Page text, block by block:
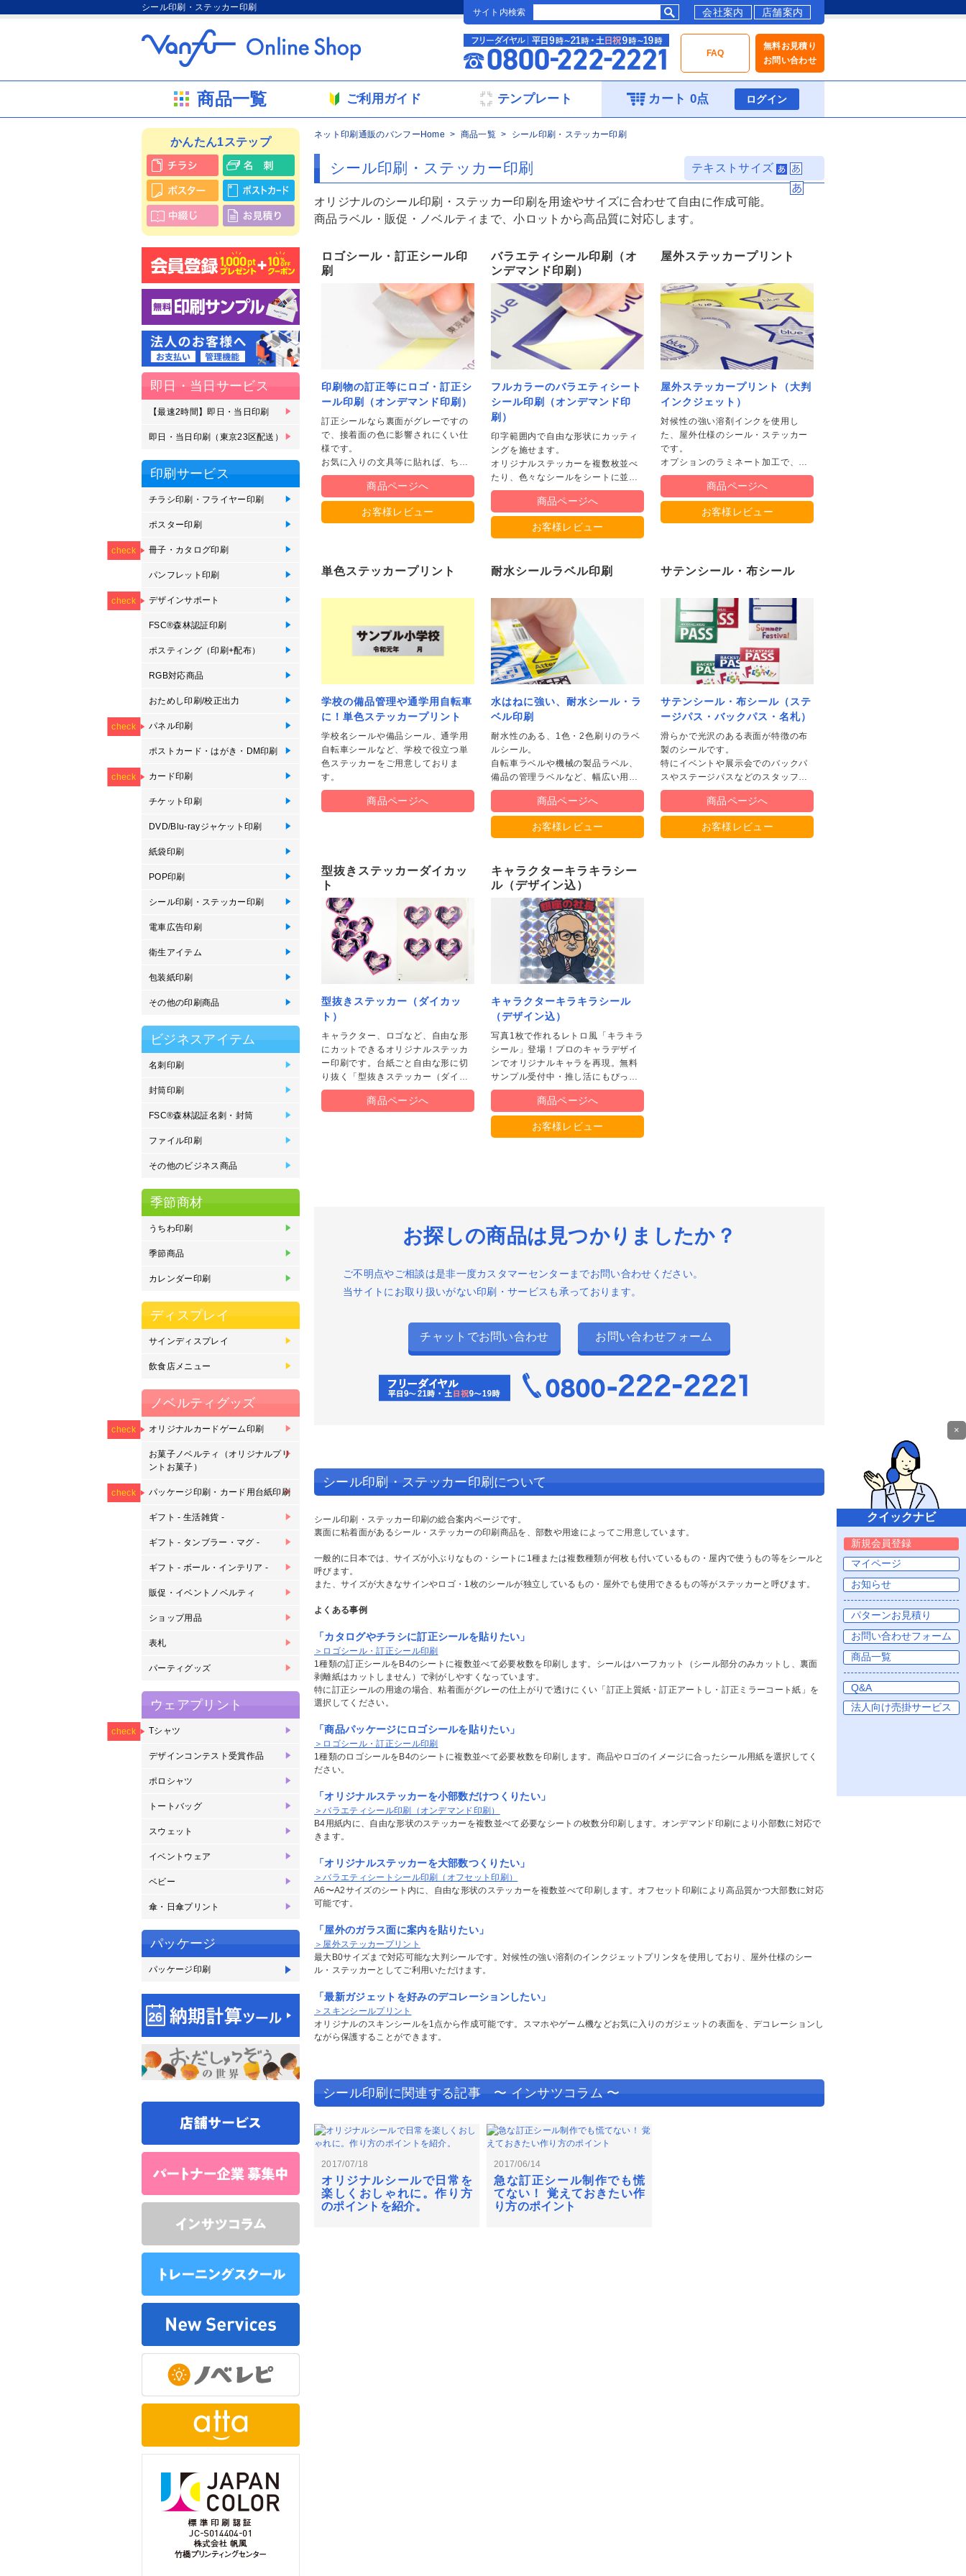
シール印刷・ステッカー印刷 サイト内検索 会社案内 店舗案内
FAQ
無料お見積り
お問い合わせ
商品一覧 ご利用ガイド テンプレート カート 0点 ログイン
ネット印刷通販のバンフーHome 商品一覧 シール印刷・ステッカー印刷
シール印刷・ステッカー印刷 テキストサイズ
オリジナルのシール印刷・ステッカー印刷を用途やサイズに合わせて自由に作成可能。
商品ラベル・販促・ノベルティまで、小ロットから高品質に対応します。
ロゴシール・訂正シール印
刷
印刷物の訂正等にロゴ・訂正シ
ール印刷（オンデマンド印刷）
訂正シールなら裏面がグレーですの
で、接着面の色に影響されにくい仕
様です。
お気に入りの文具等に貼れば、ちょ
っとしたノベルティも簡単に！
商品ページへ
お客様レビュー
バラエティシール印刷（オ
ンデマンド印刷）
フルカラーのバラエティシート
シール印刷（オンデマンド印
刷）
印字範囲内で自由な形状にカッティ
ングを施せます。
オリジナルステッカーを複数枚並べ
たり、色々なシールをシートに並べ
ることが可能。
商品ページへ
お客様レビュー
屋外ステッカープリント
屋外ステッカープリント（大判
インクジェット）
対候性の強い溶剤インクを使用し
た、屋外仕様のシール・ステッカー
です。
オプションのラミネート加工で、紫
外線による色褪せや摩擦から表面を
保護できます。商品ページへ
お客様レビュー
単色ステッカープリント
学校の備品管理や通学用自転車
に！単色ステッカープリント
学校名シールや備品シール、通学用
自転車シールなど、学校で役立つ単
色ステッカーをご用意しておりま
す。
商品ページへ
耐水シールラベル印刷
水はねに強い、耐水シール・ラ
ベル印刷
耐水性のある、1色・2色刷りのラベ
ルシール。
自転車ラベルや機械の製品ラベル、
備品の管理ラベルなど、幅広い用途
にお使いいただけます。
商品ページへ
お客様レビュー
サテンシール・布シール
サテンシール・布シール（ステ
ージパス・バックパス・名札）
滑らかで光沢のある表面が特徴の布
製のシールです。
特にイベントや展示会でのバックパ
スやステージパスなどのスタッフ識
別、プロモーション活動においてそ
の価値を発揮します。
商品ページへ
お客様レビュー
型抜きステッカーダイカッ
ト
型抜きステッカー（ダイカッ
ト）
キャラクター、ロゴなど、自由な形
にカットできるオリジナルステッカ
ー印刷です。台紙ごと自由な形に切
り抜く「型抜きステッカー（ダイカ
ット）」と1枚のシートに複数まとめ
て印刷する「シールシート（ハーフ
商品ページへ
キャラクターキラキラシー
ル（デザイン込）
キャラクターキラキラシール
（デザイン込）
写真1枚で作れるレトロ風「キラキラ
シール」登場！プロのキャラデザイ
ンでオリジナルキャラを再現。無料
サンプル受付中・推し活にもぴった
り！
商品ページへ
お客様レビュー
お探しの商品は見つかりましたか？
ご不明点やご相談は是非一度カスタマーセンターまでお問い合わせください。
当サイトにお取り扱いがない印刷・サービスも承っております。
チャットでお問い合わせ お問い合わせフォーム
シール印刷・ステッカー印刷について
シール印刷・ステッカー印刷の総合案内ページです。
裏面に粘着面があるシール・ステッカーの印刷商品を、部数や用途によってご用意しています。
一般的に日本では、サイズが小ぶりなもの・シートに1種または複数種類が何枚も付いているもの・屋内で使うもの等をシールと
呼びます。
また、サイズが大きなサインやロゴ・1枚のシールが独立しているもの・屋外でも使用できるもの等がステッカーと呼びます。
よくある事例
「カタログやチラシに訂正シールを貼りたい」
＞ロゴシール・訂正シール印刷
1種類の訂正シールをB4のシートに複数並べて必要枚数を印刷します。シールはハーフカット（シール部分のみカットし、裏面
剥離紙はカットしません）で剥がしやすくなっています。
特に訂正シールの用途の場合、粘着面がグレーの仕上がりで透けにくい「訂正上質紙・訂正アートし・訂正ミラーコート紙」を
選択してください。
「商品パッケージにロゴシールを貼りたい」
＞ロゴシール・訂正シール印刷
1種類のロゴシールをB4のシートに複数並べて必要枚数を印刷します。商品やロゴのイメージに合ったシール用紙を選択してく
ださい。
「オリジナルステッカーを小部数だけつくりたい」
＞バラエティシール印刷（オンデマンド印刷）
B4用紙内に、自由な形状のステッカーを複数並べて必要なシートの枚数分印刷します。オンデマンド印刷により小部数に対応で
きます。
「オリジナルステッカーを大部数つくりたい」
＞バラエティシートシール印刷（オフセット印刷）
A6〜A2サイズのシート内に、自由な形状のステッカーを複数並べて印刷します。オフセット印刷により高品質かつ大部数に対応
可能です。
「屋外のガラス面に案内を貼りたい」
＞屋外ステッカープリント
最大B0サイズまで対応可能な大判シールです。対候性の強い溶剤のインクジェットプリンタを使用しており、屋外仕様のシー
ル・ステッカーとしてご利用いただけます。
「最新ガジェットを好みのデコレーションしたい」
＞スキンシールプリント
オリジナルのスキンシールを1点から作成可能です。スマホやゲーム機などお気に入りのガジェットの表面を、デコレーションし
ながら保護することができます。
シール印刷に関連する記事 〜 インサツコラム 〜
2017/07/18
オリジナルシールで日常を
楽しくおしゃれに。作り方
のポイントを紹介。
2017/06/14
急な訂正シール制作でも慌
てない！ 覚えておきたい作
り方のポイント
かんたん1ステップ
即日・当日サービス
【最速2時間】即日・当日印刷
受取）
ェット出力（店舗受取）
即日・当日印刷（東京23区配送） 即日・当日チラシ印刷（東京23区）
即日・当日名刺印刷（東京23区）
即日・当日封筒印刷（東京23区）
即日・当日ポストカード印刷（東京
23区）
即日・当日ポスター印刷（東京23
区）
即日・当日ポスター印刷/インクジ
ェット出力（東京23区）
即日・当日パネル印刷（東京23区）
印刷サービス
チラシ印刷・フライヤー印刷 チラシ印刷・フライヤー印刷
オンデマンドチラシ印刷
かんたん1ステップチラシ
ポスター印刷
インクジェットポスター出力（屋内
インクジェットポスター出力（屋外
インクジェットポスター出力（旗・
ポスター印刷（オフセット印刷）
短冊・長尺ポスター（オンデマンド
check
冊子・カタログ印刷
パンフレット印刷
【チラシ挟み込み】折パンフレット
折パンフレット印刷
オンデマンド折パンフレット印刷
【激安】折パンフレット(A4仕上・2
check
デザインサポート
【デザイン制作】チラシ印刷
【デザイン制作】ポストカード・は
【デザイン制作】メンバーズカード
【デザイン制作】名刺印刷
【デザイン制作】封筒印刷
FSC®森林認証印刷
FSC®森林認証オンデマンドポスト
FSC®森林認証オンデマンドチラシ
FSC®森林認証チラシ印刷（オフセ
FSC®森林認証中綴じ冊子印刷
FSC®森林認証大判インクジェット
ポスター（水性）
FSC®森林認証大判インクジェット
FSC®森林認証折パンフレット印刷
ポスティング（印刷+配布） ポスティング（印刷+配布）
RGB対応商品
おためし印刷/校正出力 オフセットおためし印刷
デジタル簡易校正出力
オンデマンド印刷本機校正
check パネル印刷
ポストカード・はがき・DM印刷 ポストカード印刷
オンデマンドポストカード印刷
圧着DM印刷
大判DM・はがき印刷
郵便はがき印刷
往復はがき印刷
MoriPicaポストカード印刷
ポストカードセット（紙ケース付
き）
プレミアムポストカード印刷
プレミアム大判はがき印刷
check カード印刷 カード印刷
オンデマンドカード印刷
メンバーズカード・診察券印刷
メンバーズカード・診察券印刷/そ
っくり
オンデマンドメンバーズカード・診
察券印刷
スタンプカード・ポイントカード印
スタンプカード・ポイントカード印
刷/そっくり
オンデマンドスタンプカード・ポイ
ントカード印刷
プレミアムカード印刷
PVC・プラスチックカード印刷
チケット印刷 オンデマンドチケット印刷
DVD/Blu-rayジャケット印刷
紙袋印刷
POP印刷 卓上三角POP
卓上三角柱POP
スイングPOP
ボトルネックPOP
プライスPOP
スタンドPOP
プレミアム変形POP
ハンガーPOP
シール印刷・ステッカー印刷 ロゴシール・訂正シール印刷
バラエティシール印刷（オンデマン
ド印刷）
屋外ステッカープリント
単色ステッカープリント
耐水シールラベル印刷
サテンシール・布シール
型抜きステッカーダイカット
キャラクターキラキラシール（デザ
イン込）
電車広告印刷
窓上広告印刷
電車中吊り広告印刷
衛生アイテム 抗菌封筒
使い捨て紙製マスクケース
オリジナルプリントマスク
抗菌パウチ
包装紙印刷
その他の印刷商品 製版用印画紙
スキャニング
ブックカバー印刷
エコバイザー印刷
メガホン印刷
ビジネスアイテム
名刺印刷
名刺印刷（デジタルオフセット印
刷）
名刺印刷（デジタルオフセット印
刷）/そっくり
名刺印刷（オンデマンド印刷）
名刺印刷（オンデマンド印刷）/そ
っくり
エグゼクティブ名刺印刷（デジタル
オフセット印刷）
MoriPica名刺印刷
封筒印刷 封筒印刷（1・2色刷込）
封筒印刷（1・2色刷込）/そっくり
封筒印刷（フルカラー刷込）
封筒印刷（フルカラー刷込）/そっ
封筒印刷＋挨拶状印刷セット
プレミアム封筒印刷
封筒印刷（全面）
FSC®森林認証名刺・封筒
ファイル印刷
その他のビジネス商品
季節商材
うちわ印刷 オリジナル柄付きポリうちわ
季節商品
カレンダー印刷 金具付カレンダー印刷
中綴じカレンダー印刷
タンザック製本カレンダー
壁掛けリングカレンダー
卓上リングカレンダー
卓上ケース付きカレンダー
ディスプレイ
サインディスプレイ
カッティングシート（スタンダー
カッティングシート（長期用）
飲食店メニュー
ノベルティグッズ
check オリジナルカードゲーム印刷
NEW
お菓子ノベルティ（オリジナルプリ
ントお菓子）
check パッケージ印刷・カード用台紙印刷
パッケージ印刷（デザイン）
カード用台紙印刷
ギフト - 生活雑貨 -
ピクチャーパズル（ジグソーパズ
ル）プリント
マウスパッドプリント
クリッププリント（マグネット付）
ピンズプリント
ストラッププリント
キーホルダープリント
タオルプリント
クッションプリント
モバイルバッテリー
ギフト - タンブラー・マグ -
刷）
ギフト - ボール・インテリア - サッカーボールプリント/MyBO+
バスケットボールプリント/MyBO+
バレーボールプリント/MyBO+
ゴルフボールプリント/MyBO+
ゴルフボールプリント
金属盾プリント
アクリルオーナメント彫刻
ウッドフォトスタンド（レーザー彫
刻）
販促・イベントノベルティ
ショップ用品
表札 表札（レーザー彫刻）
パーティグッズ パーティフォトプロップス
ウェアプリント
check Tシャツ
オリジナルオーバーサイズTシャツ
プリント
ヘビーウェイトTシャツ（インクジ
ェットプリント）
ヘビーウェイトTシャツ（シルクプ
リント）
NEW
ヘビーウェイトTシャツ（DTF転
写・熱圧着）
ヘビーウェイトTシャツ（ホイルプ
リント）
ライトウェイトTシャツ
ドライTシャツ
デザインコンテスト受賞作品 2025年Tシャツコンテスト受賞作品
2025年トートバッグコンテスト受
賞作品
2024年Tシャツコンテスト受賞作品
2024年トートバッグコンテスト受
賞作品
2023年Tシャツコンテスト受賞作品
2023年トートバッグコンテスト受
賞作品
2022年Tシャツコンテスト受賞作品
2022年トートバッグコンテスト受
賞作品
2021年Tシャツコンテスト受賞作品
2021年トートバッグコンテスト受
賞作品
2020年Tシャツコンテスト受賞作品
2020年トートバッグコンテスト受
賞作品
2019年Tシャツコンテスト受賞作品
2019年トートバッグコンテスト受
賞作品
ポロシャツ
トートバッグ ヘビーキャンバストートバッグ
キャンバスサコッシュ
スウェット クルーネックライトトレーナー
ジップアップライトパーカー
イベントウェア ブルゾン
オリジナル帆前掛け印刷
メッシュキャップ
ベビー ベビーTシャツ
傘・日傘プリント 傘・日傘プリント
パッケージ
パッケージ印刷 パッケージ印刷
×